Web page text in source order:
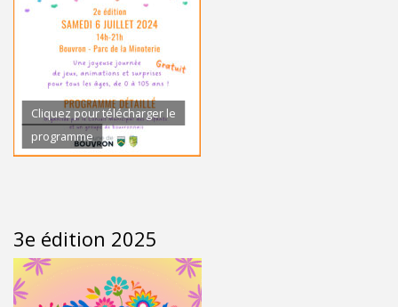
Cliquez pour télécharger le
programme
3e édition 2025